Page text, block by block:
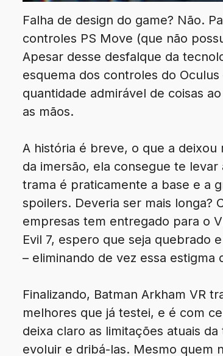
Falha de design do game? Não.
controles PS Move (que não
Apesar desse desfalque da
esquema dos controles do
quantidade admirável de coisas
as mãos.
A história é breve, o que a deixou
da imersão, ela consegue te
trama é praticamente a base e a
spoilers. Deveria ser mais longa?
empresas tem entregado para o
Evil 7, espero que seja quebrado
– eliminando de vez essa estigma
Finalizando, Batman Arkham VR
melhores que já testei, e é com
deixa claro as limitações atuais
evoluir e dribá-las. Mesmo quem